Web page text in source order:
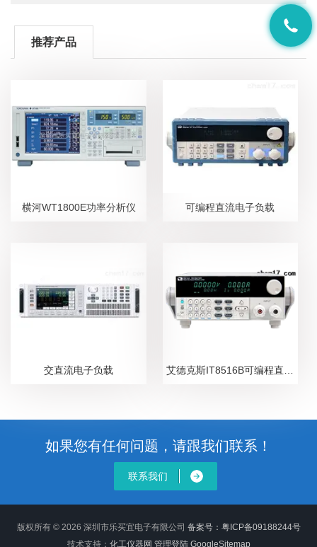
推荐产品
横河WT1800E功率分析仪 可编程直流电子负载
交直流电子负载
如果您有任何问题，请跟我们联系！
联系我们
版权所有 © 2026 深圳市乐买宜电子有限公司 备案号：粤ICP备09188244号
技术支持： 化工仪器网 管理登陆 GoogleSitemap